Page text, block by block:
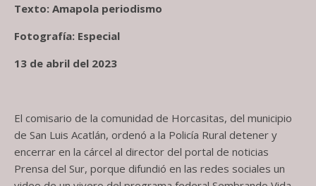
Texto: Amapola periodismo
Fotografía: Especial
13 de abril del 2023
El comisario de la comunidad de Horcasitas, del municipio
de San Luis Acatlán, ordenó a la Policía Rural detener y
encerrar en la cárcel al director del portal de noticias
Prensa del Sur, porque difundió en las redes sociales un